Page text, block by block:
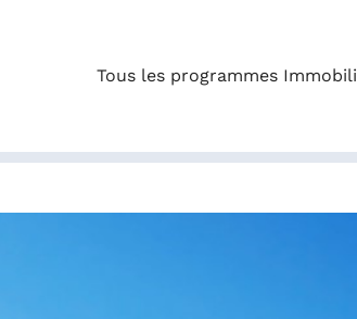
Tous les programmes